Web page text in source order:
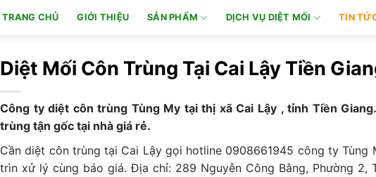
TRANG CHỦ GIỚI THIỆU SẢN PHẨM DỊCH VỤ DIỆT MỐI TIN
Diệt Mối Côn Trùng Tại Cai Lậy Tiền
Công ty diệt côn trùng Tùng My tại thị xã Cai Lậy , tỉnh Tiền
trùng tận gốc tại nhà giá rẻ.
Cần diệt côn trùng tại Cai Lậy gọi hotline 0908661945 công ty Tùng
trìn xử lý cùng báo giá. Địa chỉ: 289 Nguyễn Công Bằng, Phường 2,